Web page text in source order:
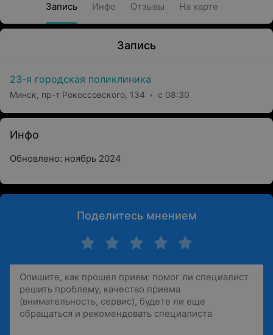
Запись Инфо Отзывы На карте
Запись
23-я городская поликлиника
Минск, пр-т Рокоссовского, 134 с 08:30
Инфо
Обновлено: ноябрь 2024
Поделитесь мнением